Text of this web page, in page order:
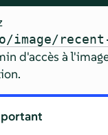
image/
d'accès à